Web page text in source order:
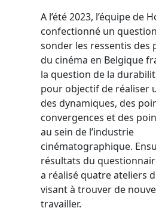
A l’été 2023, l’équipe de
confectionné un
sonder les ressentis des
du cinéma en Belgique
la question de la
pour objectif de réaliser
des dynamiques, des
convergences et des
au sein de l’industrie
cinématographique.
résultats du
a réalisé quatre ateliers
visant à trouver de
travailler.